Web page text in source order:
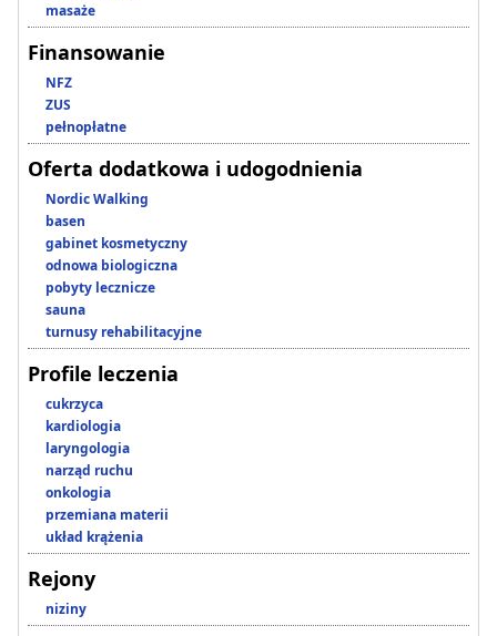
masaże
Finansowanie
NFZ
ZUS
pełnopłatne
Oferta dodatkowa i udogodnienia
Nordic Walking
basen
gabinet kosmetyczny
odnowa biologiczna
pobyty lecznicze
sauna
turnusy rehabilitacyjne
Profile leczenia
cukrzyca
kardiologia
laryngologia
narząd ruchu
onkologia
przemiana materii
układ krążenia
Rejony
niziny